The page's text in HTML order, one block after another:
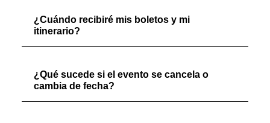
¿Cuándo recibiré mis boletos y mi
itinerario?
¿Qué sucede si el evento se cancela o
cambia de fecha?